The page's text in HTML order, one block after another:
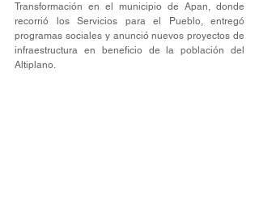
Transformación en el municipio de Apan, donde
recorrió los Servicios para el Pueblo, entregó
programas sociales y anunció nuevos proyectos de
infraestructura en beneficio de la población del
Altiplano.